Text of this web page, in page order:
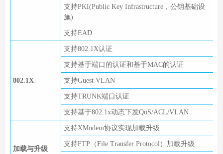
支持PKI(Public Key Infrastructure，公钥基础设
施)
支持EAD
802.1X
支持802.1X认证
支持基于端口的认证和基于MAC的认证
支持Guest VLAN
支持TRUNK端口认证
支持基于802.1x动态下发QoS/ACL/VLAN
加载与升级
支持XModem协议实现加载升级
支持FTP（File Transfer Protocol）加载升级